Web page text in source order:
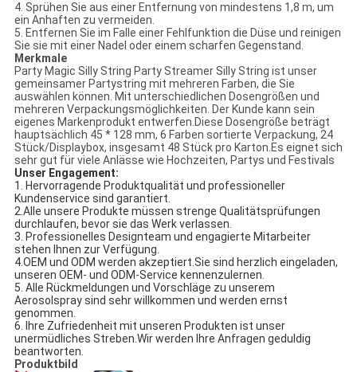
4. Sprühen Sie aus einer Entfernung von mindestens 1,8 m, um
ein Anhaften zu vermeiden.
5. Entfernen Sie im Falle einer Fehlfunktion die Düse und reinigen
Sie sie mit einer Nadel oder einem scharfen Gegenstand.
Merkmale
Party Magic Silly String Party Streamer Silly String ist unser
gemeinsamer Partystring mit mehreren Farben, die Sie
auswählen können. Mit unterschiedlichen Dosengrößen und
mehreren Verpackungsmöglichkeiten. Der Kunde kann sein
eigenes Markenprodukt entwerfen.Diese Dosengröße beträgt
hauptsächlich 45 * 128 mm, 6 Farben sortierte Verpackung, 24
Stück/Displaybox, insgesamt 48 Stück pro Karton.Es eignet sich
sehr gut für viele Anlässe wie Hochzeiten, Partys und Festivals
Unser Engagement:
1. Hervorragende Produktqualität und professioneller
Kundenservice sind garantiert.
2.Alle unsere Produkte müssen strenge Qualitätsprüfungen
durchlaufen, bevor sie das Werk verlassen.
3. Professionelles Designteam und engagierte Mitarbeiter
stehen Ihnen zur Verfügung.
4.OEM und ODM werden akzeptiert.Sie sind herzlich eingeladen,
unseren OEM- und ODM-Service kennenzulernen.
5. Alle Rückmeldungen und Vorschläge zu unserem
Aerosolspray sind sehr willkommen und werden ernst
genommen.
6. Ihre Zufriedenheit mit unseren Produkten ist unser
unermüdliches Streben.Wir werden Ihre Anfragen geduldig
beantworten.
Produktbild